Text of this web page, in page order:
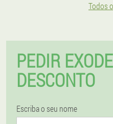
Todos
PEDIR
DESCONTO
Escriba o seu nome